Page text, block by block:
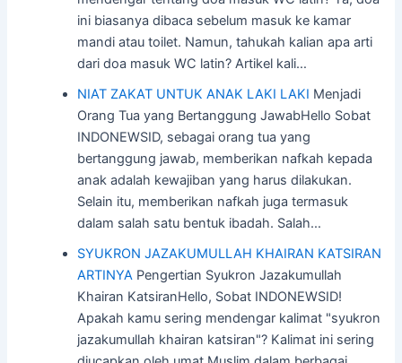
ini biasanya dibaca sebelum masuk ke kamar
mandi atau toilet. Namun, tahukah kalian apa arti
dari doa masuk WC latin? Artikel kali…
NIAT ZAKAT UNTUK ANAK LAKI LAKI Menjadi
Orang Tua yang Bertanggung JawabHello Sobat
INDONEWSID, sebagai orang tua yang
bertanggung jawab, memberikan nafkah kepada
anak adalah kewajiban yang harus dilakukan.
Selain itu, memberikan nafkah juga termasuk
dalam salah satu bentuk ibadah. Salah…
SYUKRON JAZAKUMULLAH KHAIRAN KATSIRAN
ARTINYA Pengertian Syukron Jazakumullah
Khairan KatsiranHello, Sobat INDONEWSID!
Apakah kamu sering mendengar kalimat "syukron
jazakumullah khairan katsiran"? Kalimat ini sering